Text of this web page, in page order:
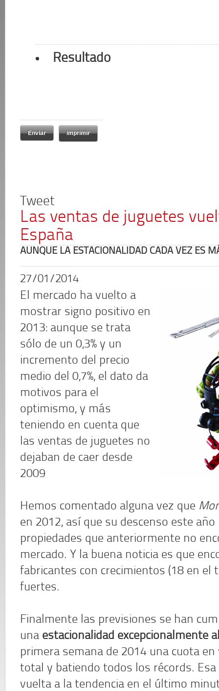
Resultado
imprimir
Tweet
Las ventas de juguetes
España
AUNQUE LA ESTACIONALIDAD CADA VEZ ES
27/01/2014
El mercado ha vuelto a
mostrar signo positivo en
2013: aunque se trata
sólo de un 0,3% y un
incremento del precio
medio del 0,7%, el dato da
motivos para el
optimismo, y más
teniendo en cuenta que
las ventas de juguetes no
dejaban de caer desde
2009
Hemos comentado alguna vez que
en 2012, así que su descenso este
propiedades que anteriormente no
mercado. Y la buena noticia es que
fabricantes con crecimientos (18 en el
fuertes.
Finalmente las previsiones se han
una estacionalidad excepcionalmente
primera semana de 2014 una cuota en
total y batiendo todos los récords.
vuelta a la tendencia en el último